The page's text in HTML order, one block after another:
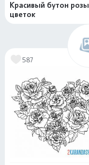
Красивый бутон розы
цветок
587